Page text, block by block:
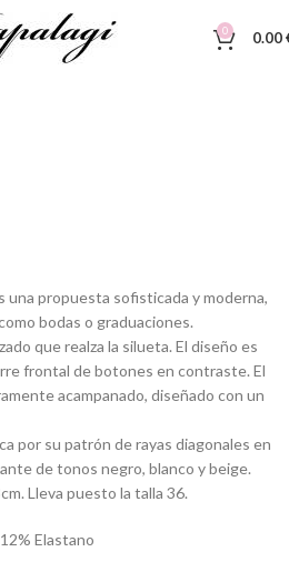
0 0.00
una propuesta sofisticada y moderna,
bodas o graduaciones.
que realza la silueta. El diseño es
frontal de botones en contraste. El
acampanado, diseñado con un
por su patrón de rayas diagonales en
de tonos negro, blanco y beige.
Lleva puesto la talla 36.
Elastano